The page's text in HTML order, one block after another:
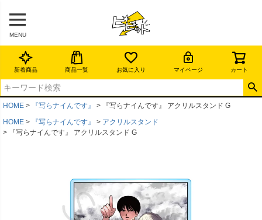
MENU
新着商品 商品一覧 お気に入り マイページ カート
HOME 『写らナイんです』
『写らナイんです』 アクリルスタンド G
HOME
『写らナイんです』
アクリルスタンド
『写らナイんです』 アクリルスタンド G